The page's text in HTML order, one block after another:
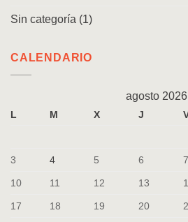
Sin categoría (1)
CALENDARIO
agosto 2026
L M X J
3 4 5 6 7
10 11 12 13
17 18 19 20